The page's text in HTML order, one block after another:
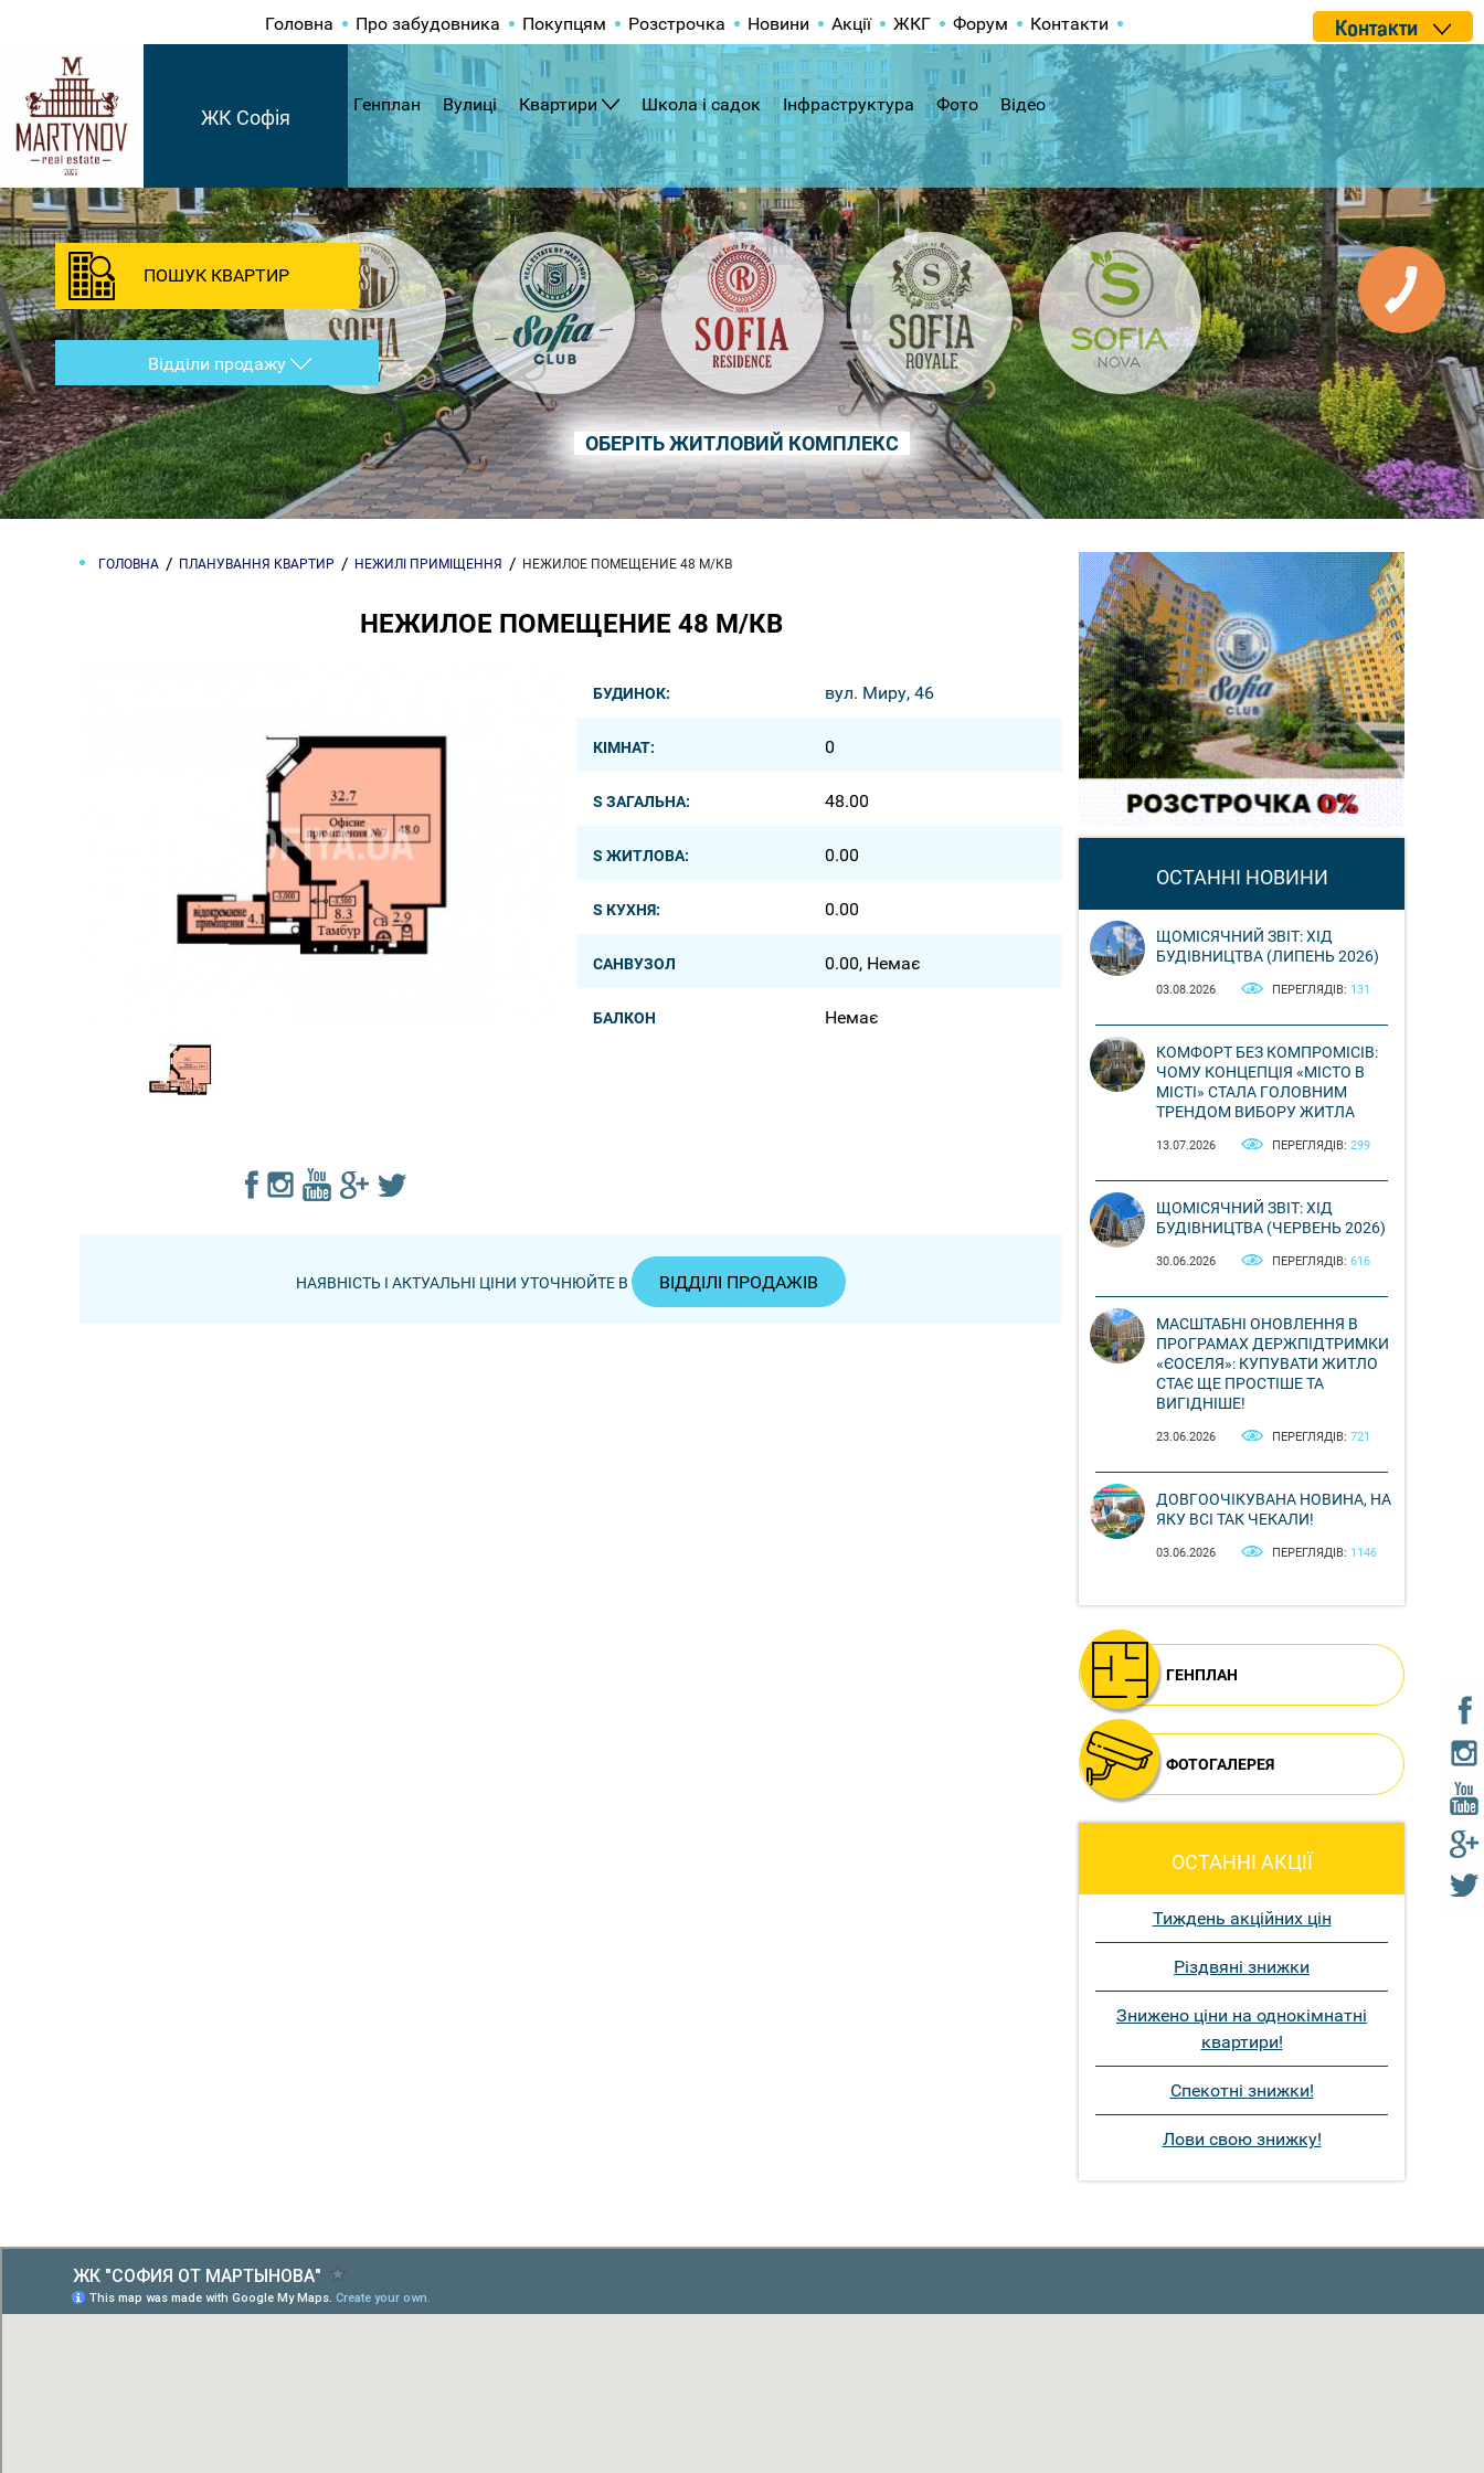
ОБЕРІТЬ ЖИТЛОВИЙ КОМПЛЕКС
Головна Про забудовника Покупцям Розстрочка Новини Акції ЖКГ Форум Контакти Контакти
ЖК Софія
Генплан Вулиці Квартири Школа і садок Інфраструктура Фото Відео
ПОШУК КВАРТИР
Відділи продажу
ГОЛОВНА ПЛАНУВАННЯ КВАРТИР НЕЖИЛІ ПРИМІЩЕННЯ НЕЖИЛОЕ ПОМЕЩЕНИЕ 48 М/КВ
НЕЖИЛОЕ ПОМЕЩЕНИЕ 48 М/КВ
БУДИНОК: вул. Миру, 46
КІМНАТ: 0
S ЗАГАЛЬНА: 48.00
S ЖИТЛОВА: 0.00
S КУХНЯ: 0.00
САНВУЗОЛ 0.00, Немає
БАЛКОН Немає
НАЯВНІСТЬ І АКТУАЛЬНІ ЦІНИ УТОЧНЮЙТЕ В ВІДДІЛІ ПРОДАЖІВ
ОСТАННІ НОВИНИ
ЩОМІСЯЧНИЙ ЗВІТ: ХІД
БУДІВНИЦТВА (ЛИПЕНЬ 2026)
03.08.2026 ПЕРЕГЛЯДІВ: 131
КОМФОРТ БЕЗ КОМПРОМІСІВ:
ЧОМУ КОНЦЕПЦІЯ «МІСТО В
МІСТІ» СТАЛА ГОЛОВНИМ
ТРЕНДОМ ВИБОРУ ЖИТЛА
13.07.2026 ПЕРЕГЛЯДІВ: 299
ЩОМІСЯЧНИЙ ЗВІТ: ХІД
БУДІВНИЦТВА (ЧЕРВЕНЬ 2026)
30.06.2026 ПЕРЕГЛЯДІВ: 616
МАСШТАБНІ ОНОВЛЕННЯ В
ПРОГРАМАХ ДЕРЖПІДТРИМКИ
«ЄОСЕЛЯ»: КУПУВАТИ ЖИТЛО
СТАЄ ЩЕ ПРОСТІШЕ ТА
ВИГІДНІШЕ!
23.06.2026 ПЕРЕГЛЯДІВ: 721
ДОВГООЧІКУВАНА НОВИНА, НА
ЯКУ ВСІ ТАК ЧЕКАЛИ!
03.06.2026 ПЕРЕГЛЯДІВ: 1146
ГЕНПЛАН
ФОТОГАЛЕРЕЯ
ОСТАННІ АКЦІЇ
Тиждень акційних цін
Різдвяні знижки
Знижено ціни на однокімнатні
квартири!
Спекотні знижки!
Лови свою знижку!